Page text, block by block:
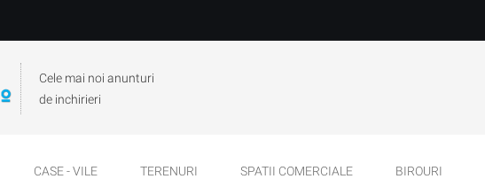
Cele mai noi anunturi
de inchirieri
CASE - VILE TERENURI SPATII COMERCIALE BIROURI